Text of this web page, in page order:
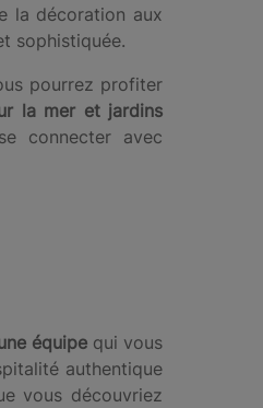
la décoration aux
sophistiquée.
pourrez profiter
la mer et jardins
connecter avec
équipequi vous
authentique
vous découvriez